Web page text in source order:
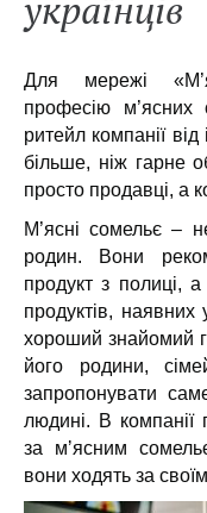
Для мережі
професію м’ясних
ритейл компанії
більше, ніж гарне
просто продавці, а
М’ясні сомельє –
родин. Вони
продукт з полиці,
продуктів,
хороший знайомий
його родини,
запропонувати
людині. В компанії
за мʼясним
вони ходять за